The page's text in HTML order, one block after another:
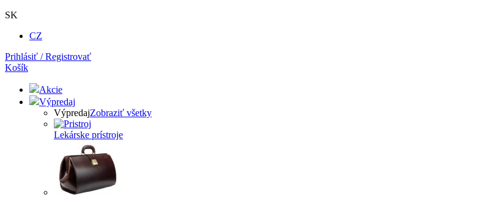
SK
CZ
Prihlásiť / Registrovať
Košík
Akcie
Výpredaj
VýpredajZobraziť všetky
Lekárske prístroje